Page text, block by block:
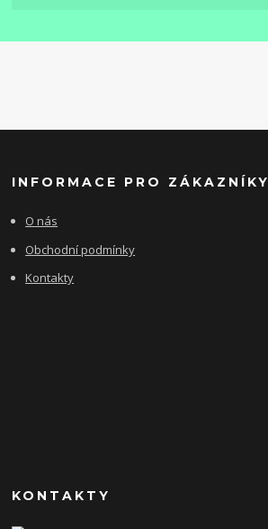
INFORMACE PRO ZÁKAZNÍKY
O nás
Obchodní podmínky
Kontakty
KONTAKTY